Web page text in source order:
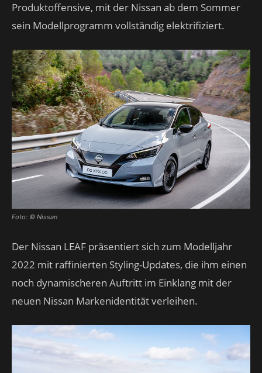
Produktoffensive, mit der Nissan ab dem Sommer
sein Modellprogramm vollständig elektrifiziert.
Foto: © Nissan
Der Nissan LEAF präsentiert sich zum Modelljahr
2022 mit raffinierten Styling-Updates, die ihm einen
noch dynamischeren Auftritt im Einklang mit der
neuen Nissan Markenidentität verleihen.